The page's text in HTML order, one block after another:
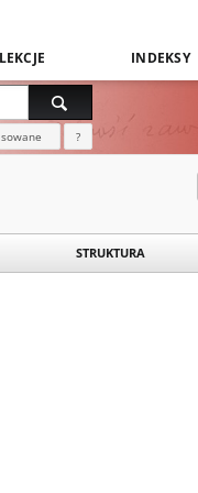
INDEKSY
?
STRUKTURA